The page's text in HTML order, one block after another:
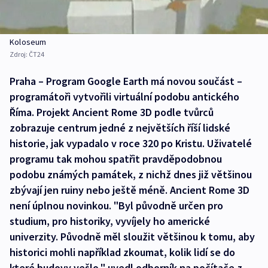
Koloseum
Zdroj: ČT24
Praha – Program Google Earth má novou součást –
programátoři vytvořili virtuální podobu antického
Říma. Projekt Ancient Rome 3D podle tvůrců
zobrazuje centrum jedné z největších říší lidské
historie, jak vypadalo v roce 320 po Kristu. Uživatelé
programu tak mohou spatřit pravděpodobnou
podobu známých památek, z nichž dnes již většinou
zbývají jen ruiny nebo ještě méně. Ancient Rome 3D
není úplnou novinkou. "Byl původně určen pro
studium, pro historiky, vyvíjely ho americké
univerzity. Původně měl sloužit většinou k tomu, aby
historici mohli například zkoumat, kolik lidí se do